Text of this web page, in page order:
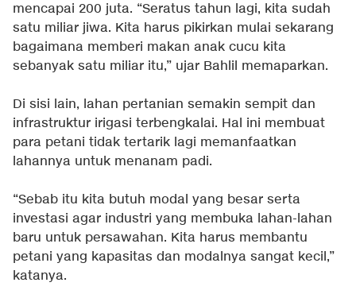
mencapai 200 juta. “Seratus tahun lagi, kita sudah
satu miliar jiwa. Kita harus pikirkan mulai sekarang
bagaimana memberi makan anak cucu kita
sebanyak satu miliar itu,” ujar Bahlil memaparkan.
Di sisi lain, lahan pertanian semakin sempit dan
infrastruktur irigasi terbengkalai. Hal ini membuat
para petani tidak tertarik lagi memanfaatkan
lahannya untuk menanam padi.
“Sebab itu kita butuh modal yang besar serta
investasi agar industri yang membuka lahan-lahan
baru untuk persawahan. Kita harus membantu
petani yang kapasitas dan modalnya sangat kecil,”
katanya.